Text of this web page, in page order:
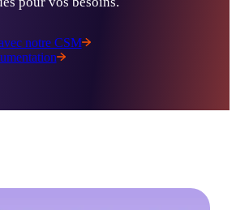
notre CSM